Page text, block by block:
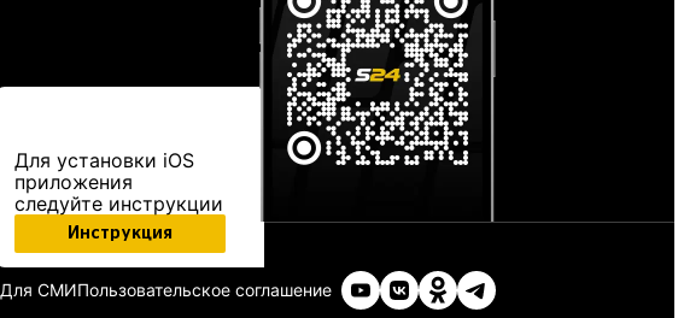
Для установки iOS
приложения
следуйте инструкции
Инструкция
Для СМИПользовательское соглашение